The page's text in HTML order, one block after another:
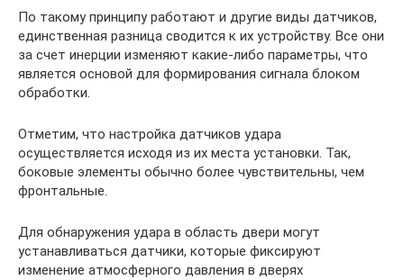
По такому принципу работают и другие виды датчиков,
единственная разница сводится к их устройству. Все они
за счет инерции изменяют какие-либо параметры, что
является основой для формирования сигнала блоком
обработки.
Отметим, что настройка датчиков удара
осуществляется исходя из их места установки. Так,
боковые элементы обычно более чувствительны, чем
фронтальные.
Для обнаружения удара в область двери могут
устанавливаться датчики, которые фиксируют
изменение атмосферного давления в дверях